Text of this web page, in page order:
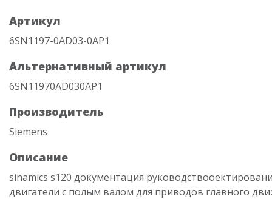
Артикул
6SN1197-0AD03-0AP1
Альтернативный артикул
6SN11970AD030AP1
Производитель
Siemens
Описание
sinamics s120 документация
двигатели с полым валом для приводов главного